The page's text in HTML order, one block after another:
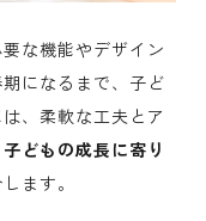
な機能やデザイン
になるまで、子ど
、柔軟な工夫とア
子どもの成長に寄り
ます。